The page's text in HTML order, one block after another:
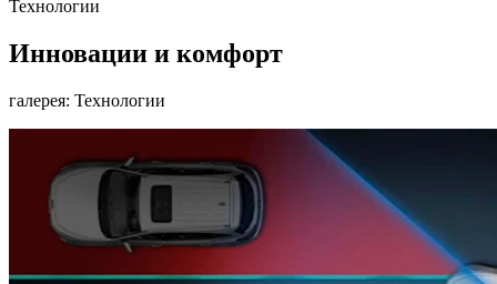
Технологии
Инновации и комфорт
галерея: Технологии